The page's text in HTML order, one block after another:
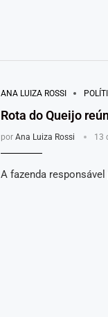
ANA LUIZA ROSSI
Rota do Queijo
por Ana Luiza Rossi 13
A fazenda